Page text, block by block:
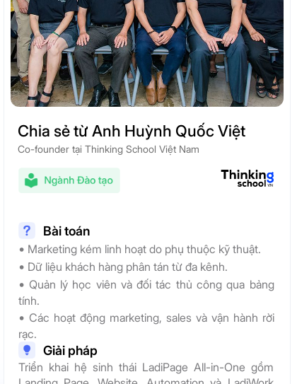
Chia sẻ từ Anh Huỳnh Quốc Việt
Co-founder tại Thinking School Việt Nam
• Marketing kém linh hoạt do phụ thuộc kỹ thuật.
• Dữ liệu khách hàng phân tán từ đa kênh.
• Quản lý học viên và đối tác thủ công qua bảng
tính.
• Các hoạt động marketing, sales và vận hành rời
rạc.
Bài toán
Triển khai hệ sinh thái LadiPage All-in-One gồm
Giải pháp